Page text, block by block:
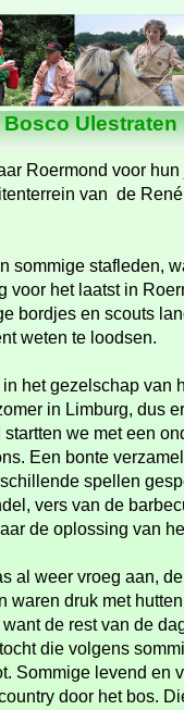
Nieuws
Ulestraten
Roermond voor
van de
sommige stafleden,
het laatst in
bordjes en scouts
weten te loodsen.
het gezelschap van
in Limburg, dus
we met een
Een bonte
spellen
vers van de
de oplossing van
al weer vroeg aan,
waren druk met
de rest van de
die volgens
Sommige levend en
door het bos.